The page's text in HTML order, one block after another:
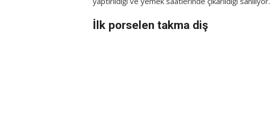
İlk porselen takma diş